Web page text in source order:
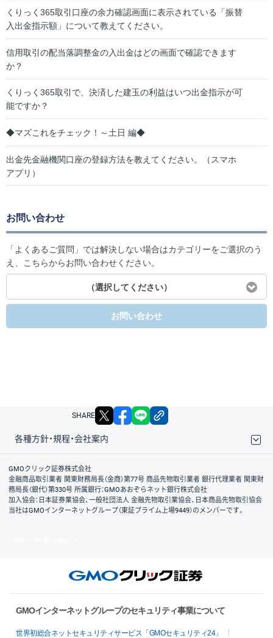
くりっく365取引口座の余力確認画面に表示されている「振替
入出金指示額」について教えてください。
信用取引の配当落調整金の入出金はどの画面で確認できます
か？
くりっく365取引で、決済した建玉の利益はいつ出金指示が可
能ですか？
◆マズこれをチェック！～土日 編◆
出金先金融機関口座の登録方法を教えてください。（スマホ
アプリ）
お問い合わせ
「よくあるご質問」では解決しない場合はカテゴリーをご選択のう
え、こちらからお問い合わせください。
（選択してください）
お問い合わせ
SHARE X facebook
各種方針・規程・会社案内
取引規程・約款
サイトマップ
その他のご案内
個人情報保護方針
最良執行方針
サイトのご利用について
ディスクレイマー
信託保全
リスク説明
会社案内
GMOクリック証券株式会社
金融商品取引業者 関東財務局長（金商）第77号 商品先物取引業者 銀行代理業者 関東財
務局長（銀代）第330号 所属銀行：GMOあおぞらネット銀行株式会社
加入協会：日本証券業協会、一般社団法人 金融先物取引業協会、日本商品先物取引協会
当社はGMOインターネットグループ（東証プライム上場9449）のメンバーです。
GMOインターネットグループのセキュリティ事業について
世界初総合ネットセキュリティサービス「GMOセキュリティ24」